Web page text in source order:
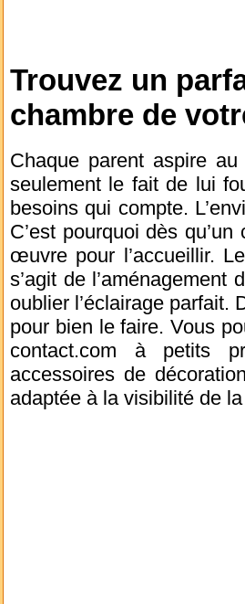
Trouvez un
chambre de
Chaque parent aspire
seulement le fait de lui
besoins qui compte.
C’est pourquoi dès
œuvre pour l’accueillir.
s’agit de
oublier l’éclairage parfait.
pour bien le faire. Vous
contact.com à petits
accessoires de
adaptée à la visibilité de